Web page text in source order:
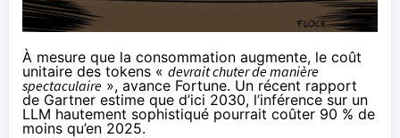
À mesure que la consommation augmente, le coût
unitaire des tokens « devrait chuter de manière
spectaculaire », avance Fortune. Un récent rapport
de Gartner estime que d’ici 2030, l’inférence sur un
LLM hautement sophistiqué pourrait coûter 90 % de
moins qu’en 2025.